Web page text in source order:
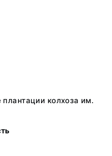
колхоза им.